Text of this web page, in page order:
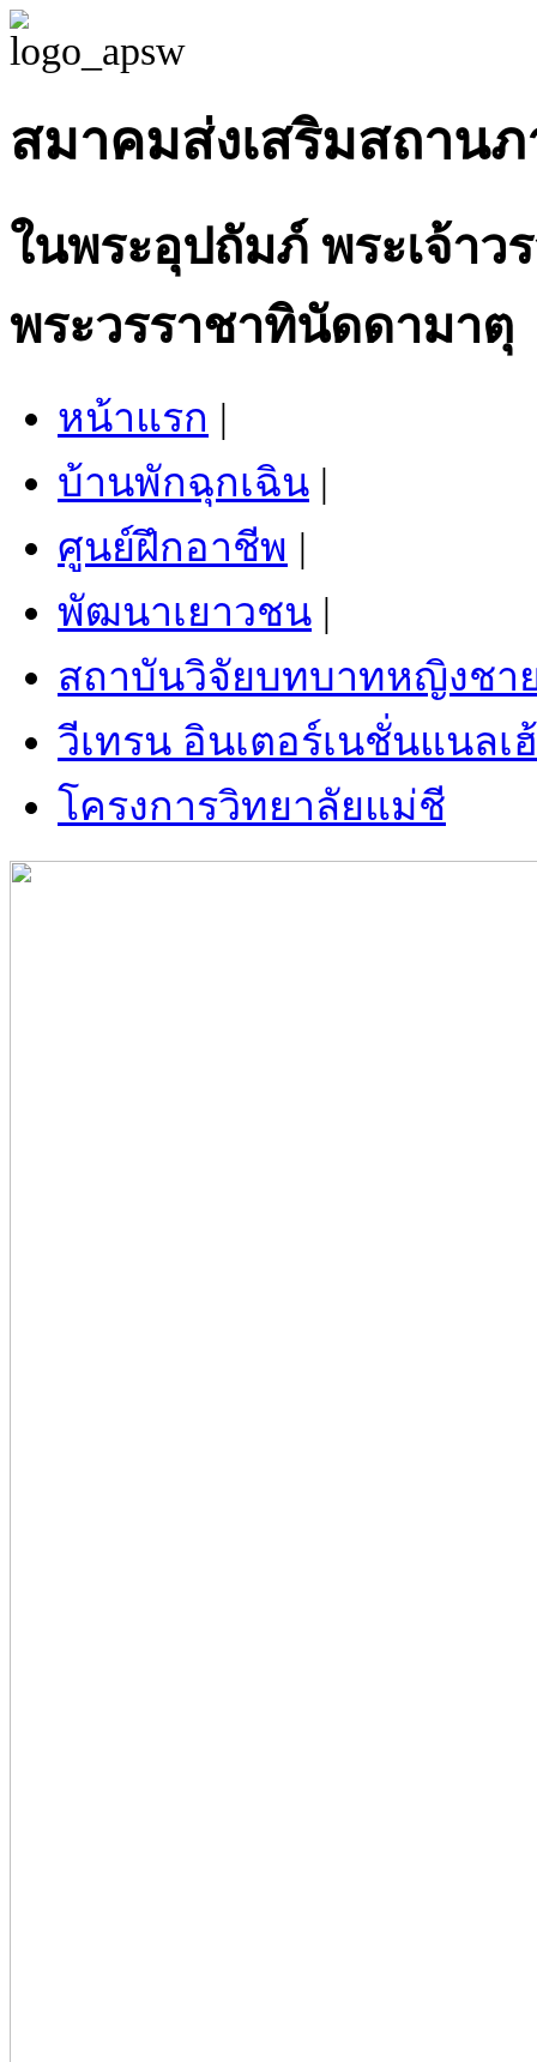
สมาคมส่งเสริมสถาน
ในพระอุปถัมภ์ พระเจ้าว
พระวรราชาทินัดดามาตุ
หน้าแรก |
บ้านพักฉุกเฉิน |
ศูนย์ฝึกอาชีพ |
พัฒนาเยาวชน |
สถาบันวิจัยบทบาทหญิงชา
วีเทรน อินเตอร์เนชั่นแนลเ
โครงการวิทยาลัยแม่ชี